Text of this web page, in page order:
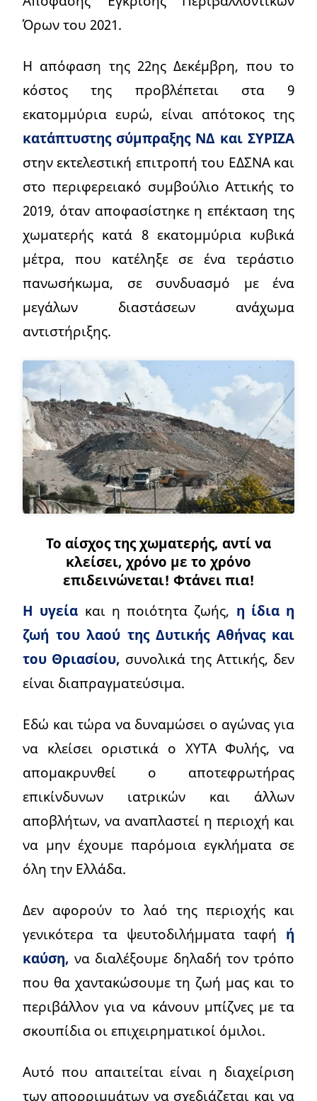
Όρων του 2021.
Η απόφαση της 22ης Δεκέμβρη, που το
κόστος της προβλέπεται στα 9
εκατομμύρια ευρώ, είναι απότοκος της
κατάπτυστης σύμπραξης ΝΔ και ΣΥΡΙΖΑ
στην εκτελεστική επιτροπή του ΕΔΣΝΑ και
στο περιφερειακό συμβούλιο Αττικής το
2019, όταν αποφασίστηκε η επέκταση της
χωματερής κατά 8 εκατομμύρια κυβικά
μέτρα, που κατέληξε σε ένα τεράστιο
πανωσήκωμα, σε συνδυασμό με ένα
μεγάλων διαστάσεων ανάχωμα
αντιστήριξης.
Το αίσχος της χωματερής, αντί να
κλείσει, χρόνο με το χρόνο
επιδεινώνεται! Φτάνει πια!
Η υγεία και η ποιότητα ζωής, η ίδια η
ζωή του λαού της Δυτικής Αθήνας και
του Θριασίου, συνολικά της Αττικής, δεν
είναι διαπραγματεύσιμα.
Εδώ και τώρα να δυναμώσει ο αγώνας για
να κλείσει οριστικά ο ΧΥΤΑ Φυλής, να
απομακρυνθεί ο αποτεφρωτήρας
επικίνδυνων ιατρικών και άλλων
αποβλήτων, να αναπλαστεί η περιοχή και
να μην έχουμε παρόμοια εγκλήματα σε
όλη την Ελλάδα.
Δεν αφορούν το λαό της περιοχής και
γενικότερα τα ψευτοδιλήμματα ταφή ή
καύση, να διαλέξουμε δηλαδή τον τρόπο
που θα χαντακώσουμε τη ζωή μας και το
περιβάλλον για να κάνουν μπίζνες με τα
σκουπίδια οι επιχειρηματικοί όμιλοι.
Αυτό που απαιτείται είναι η διαχείριση
των απορριμμάτων να σχεδιάζεται και να